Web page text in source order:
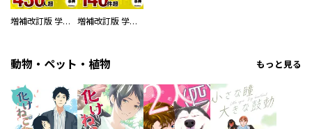
増補改訂版 学研まんが NEW世界の歴史 別巻 人物学習事典 増補改訂版 学研まんが NEW世界の歴史 別巻 世界遺産学習事典
動物・ペット・植物 もっと見る